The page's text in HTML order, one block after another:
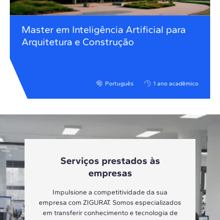
Master em Inteligência Artificial para
Arquitetura e Construção
Português 1 ano acadêmico
Serviços prestados às
empresas
Impulsione a competitividade da sua
empresa com ZIGURAT. Somos especializados
em transferir conhecimento e tecnologia de